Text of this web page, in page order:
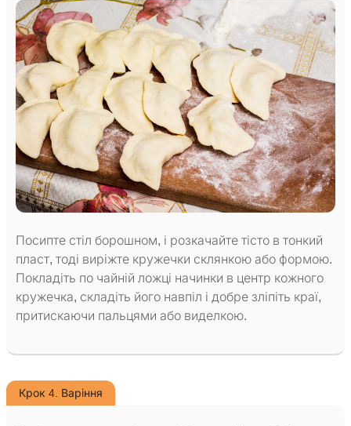
Посипте стіл борошном, і розкачайте тісто в тонкий
пласт, тоді виріжте кружечки склянкою або формою.
Покладіть по чайній ложці начинки в центр кожного
кружечка, складіть його навпіл і добре зліпіть краї,
притискаючи пальцями або виделкою.
Крок 4. Варіння